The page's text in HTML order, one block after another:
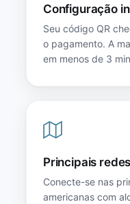
Configuração
Seu código QR
o pagamento. A
em menos de 3
Principais
Conecte-se nas
americanas com